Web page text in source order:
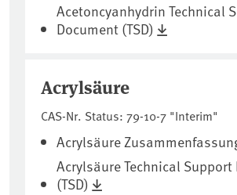
Acetoncyanhydrin Technical
Document (TSD)
Acrylsäure
CAS-Nr. Status: 79-10-7 "Interim"
Acrylsäure
Acrylsäure Technical
(TSD)